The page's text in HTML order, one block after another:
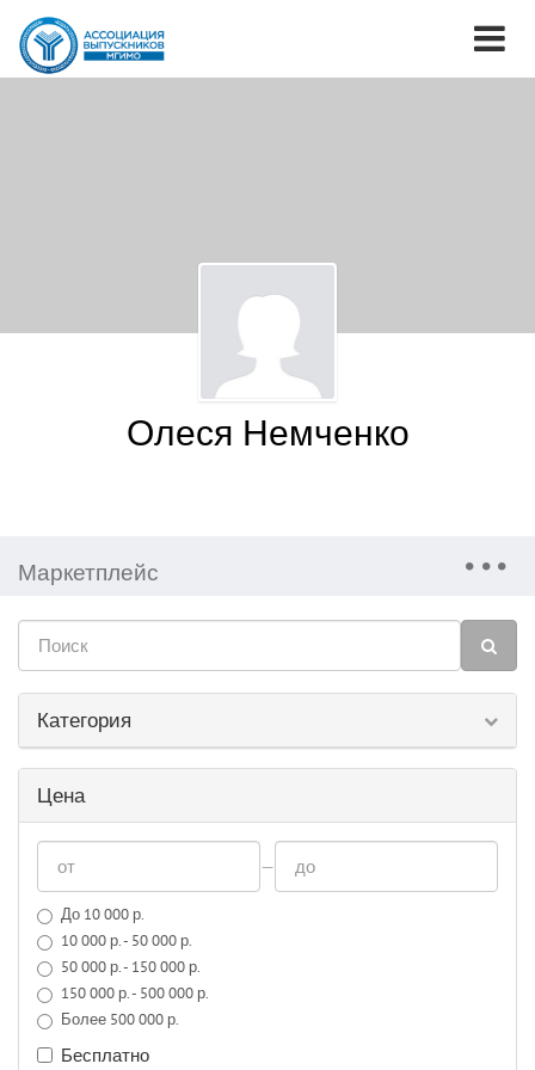
Олеся Немченко
Маркетплейс
Категория
Цена
—
До 10 000 р.
10 000 р. - 50 000 р.
50 000 р. - 150 000 р.
150 000 р. - 500 000 р.
Более 500 000 р.
Бесплатно